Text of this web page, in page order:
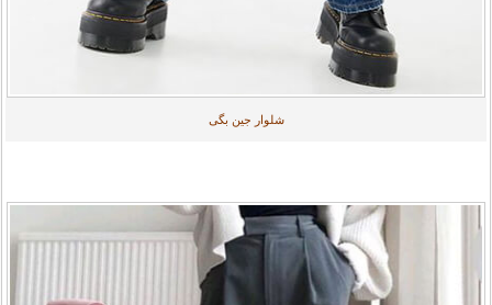
شلوار جین بگی